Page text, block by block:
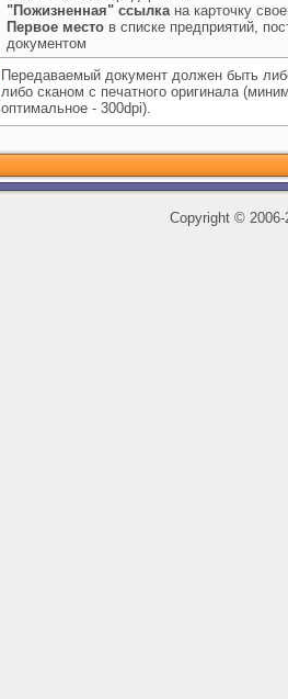
"Пожизненная" ссылкана карточку
Первое место в списке предприятий,
документом
Передаваемый документ должен быть
либо сканом с печатного оригинала
оптимальное - 300dpi).
Copyright ©